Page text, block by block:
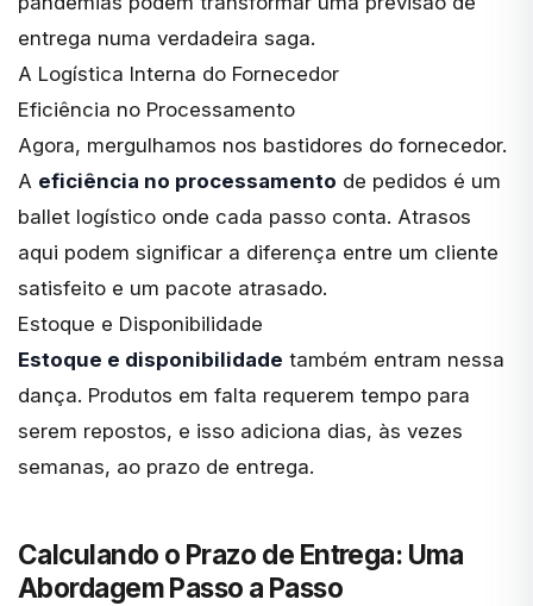
entrega numa verdadeira saga.
A Logística Interna do Fornecedor
Eficiência no Processamento
Agora, mergulhamos nos bastidores do fornecedor.
A eficiência no processamento de pedidos é um
ballet logístico onde cada passo conta. Atrasos
aqui podem significar a diferença entre um cliente
satisfeito e um pacote atrasado.
Estoque e Disponibilidade
Estoque e disponibilidade também entram nessa
dança. Produtos em falta requerem tempo para
serem repostos, e isso adiciona dias, às vezes
semanas, ao prazo de entrega.
Calculando o Prazo de Entrega: Uma
Abordagem Passo a Passo